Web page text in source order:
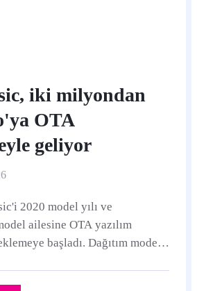
iki milyondan
OTA
geliyor
2020 model yılı ve
ailesine OTA yazılım
başladı. Dağıtım modele